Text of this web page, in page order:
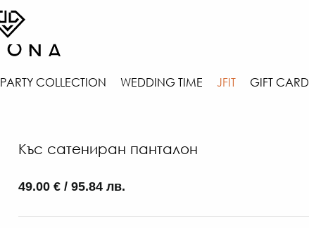
PARTY COLLECTION WEDDING TIME JFIT GIFT CARD
Къс сатениран панталон
49.00 € / 95.84 лв.